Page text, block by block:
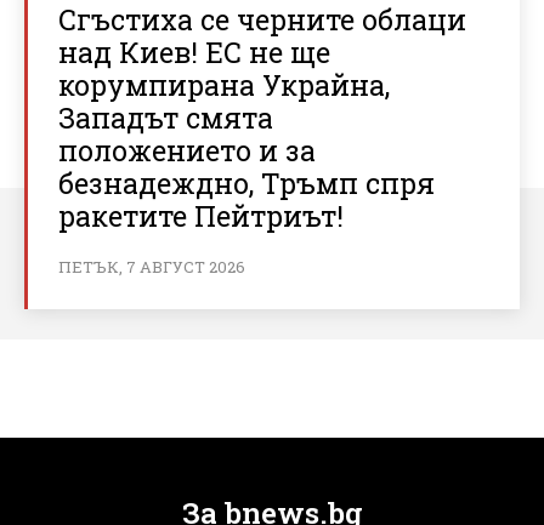
Сгъстиха се черните облаци
над Киев! ЕС не ще
корумпирана Украйна,
Западът смята
положението и за
безнадеждно, Тръмп спря
ракетите Пейтриът!
ПЕТЪК, 7 АВГУСТ 2026
За bnews.bg